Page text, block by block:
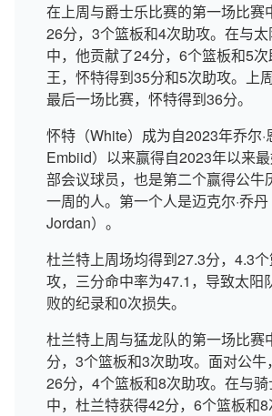
在上周与爵士乐比赛的第一场比赛
26分，3个篮板和4次助攻。在与
中，他贡献了24分，6个篮板和5
王，怀特得到35分和5次助攻。上
最后一场比赛，怀特得到36分。
怀特（White）成为自2023年乔尔·
Embiid）以来赢得自2023年以来
部会议球员，也是第二个赢得公牛
一周的人。第一个人是迈克尔·乔
Jordan）。
杜兰特上周场均得到27.3分，4.3
攻，三分命中率为47.1，导致太阳
败的纪录和0次损失。
杜兰特上周与猛龙队的第一场比赛
分，3个篮板和3次助攻。面对公
26分，4个篮板和8次助攻。在与
中，杜兰特获得42分，6个篮板和8